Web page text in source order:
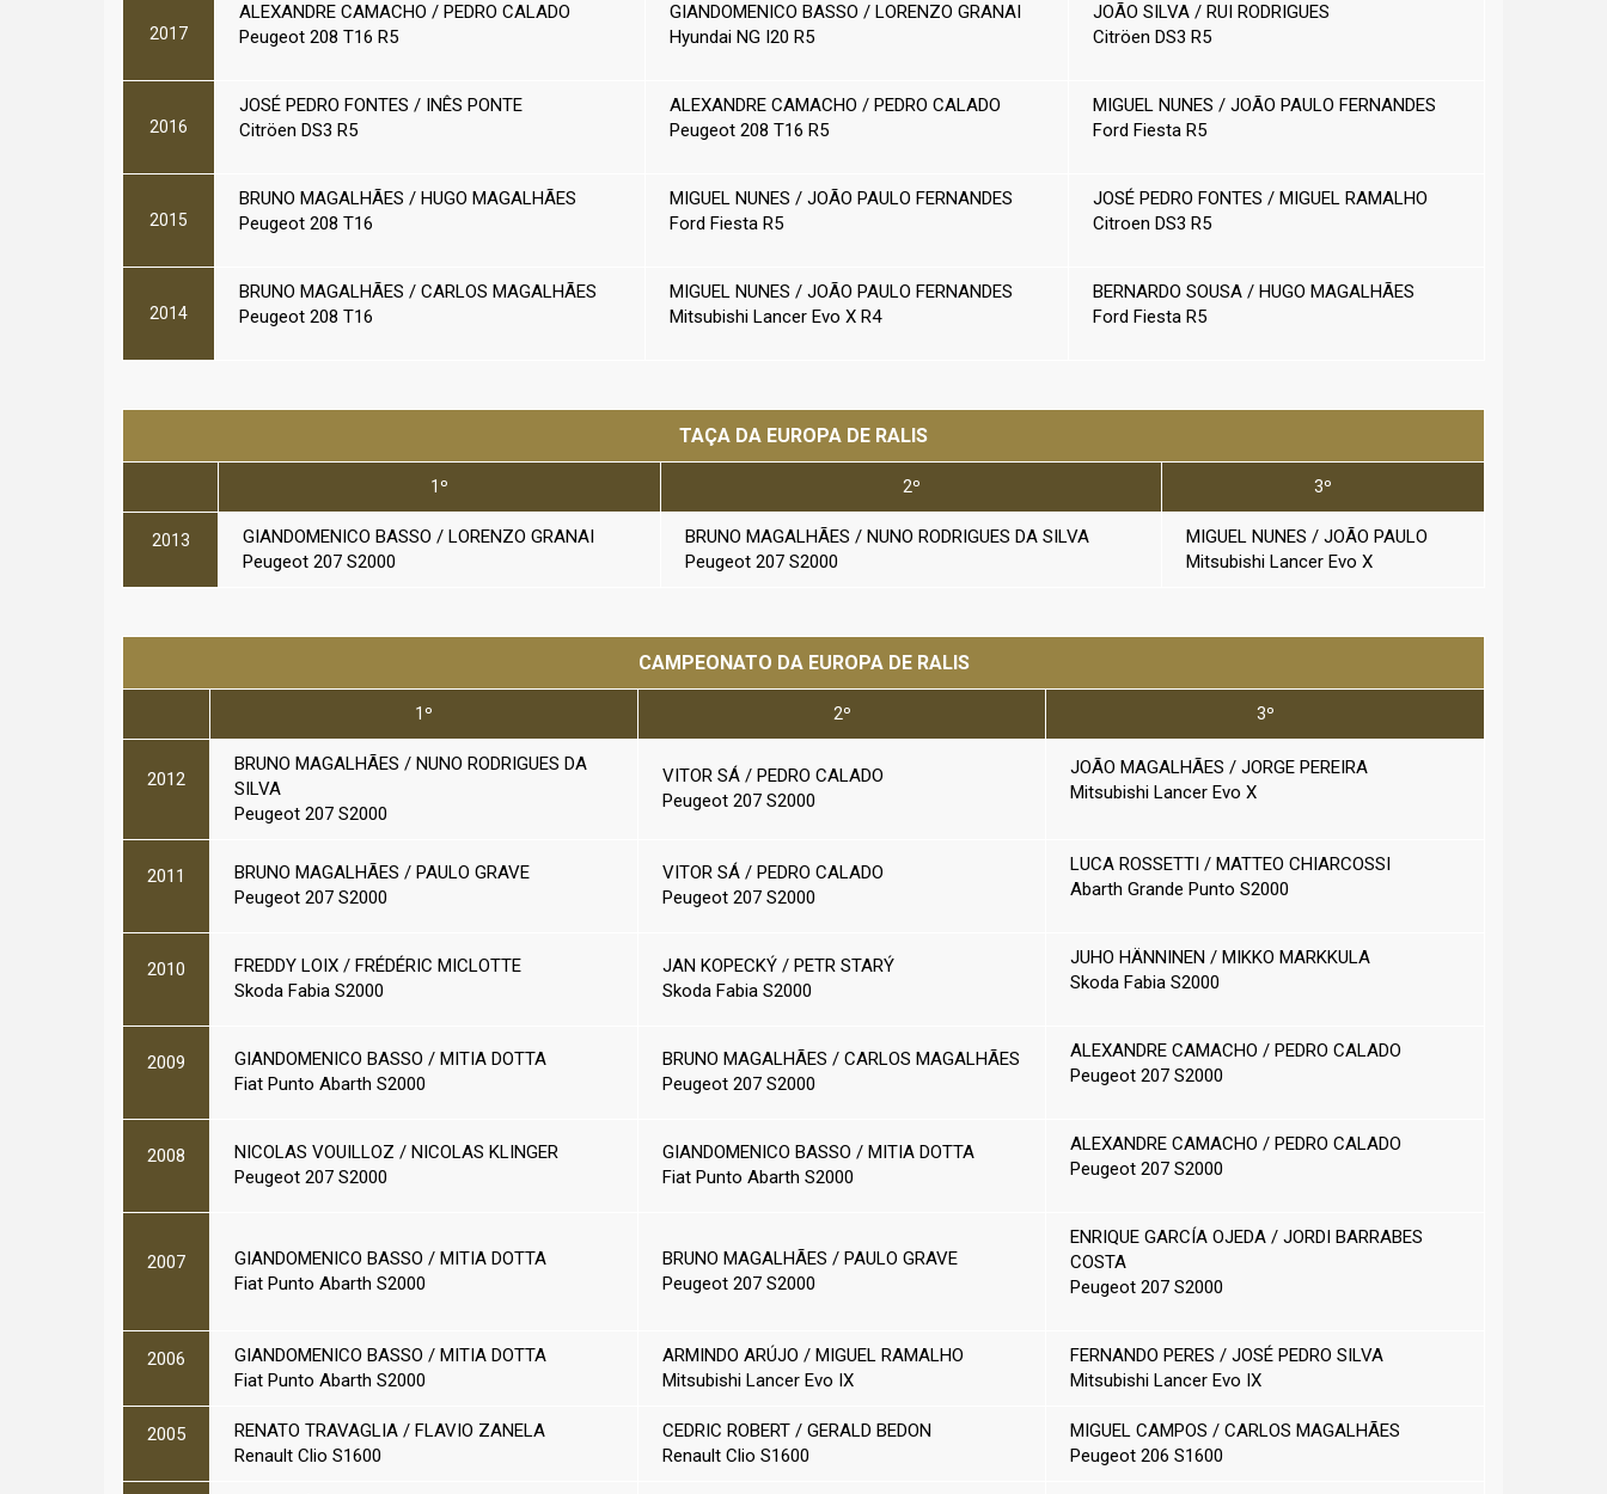
2017
ALEXANDRE CAMACHO / PEDRO CALADO
Peugeot 208 T16 R5
GIANDOMENICO BASSO / LORENZO GRANAI
Hyundai NG I20 R5
JOÃO SILVA / RUI RODRIGUES
Citröen DS3 R5
2016
JOSÉ PEDRO FONTES / INÊS PONTE
Citröen DS3 R5
ALEXANDRE CAMACHO / PEDRO CALADO
Peugeot 208 T16 R5
MIGUEL NUNES / JOÃO PAULO FERNANDES
Ford Fiesta R5
2015
BRUNO MAGALHÃES / HUGO MAGALHÃES
Peugeot 208 T16
MIGUEL NUNES / JOÃO PAULO FERNANDES
Ford Fiesta R5
JOSÉ PEDRO FONTES / MIGUEL RAMALHO
Citroen DS3 R5
2014
BRUNO MAGALHÃES / CARLOS MAGALHÃES
Peugeot 208 T16
MIGUEL NUNES / JOÃO PAULO FERNANDES
Mitsubishi Lancer Evo X R4
BERNARDO SOUSA / HUGO MAGALHÃES
Ford Fiesta R5
TAÇA DA EUROPA DE RALIS
1º 2º 3º
2013
GIANDOMENICO BASSO / LORENZO GRANAI
Peugeot 207 S2000
BRUNO MAGALHÃES / NUNO RODRIGUES DA SILVA
Peugeot 207 S2000
MIGUEL NUNES / JOÃO PAULO
Mitsubishi Lancer Evo X
CAMPEONATO DA EUROPA DE RALIS
1º 2º 3º
2012
BRUNO MAGALHÃES / NUNO RODRIGUES DA
SILVA
Peugeot 207 S2000
VITOR SÁ / PEDRO CALADO
Peugeot 207 S2000
JOÃO MAGALHÃES / JORGE PEREIRA
Mitsubishi Lancer Evo X
2011
BRUNO MAGALHÃES / PAULO GRAVE
Peugeot 207 S2000
VITOR SÁ / PEDRO CALADO
Peugeot 207 S2000
LUCA ROSSETTI / MATTEO CHIARCOSSI
Abarth Grande Punto S2000
2010
FREDDY LOIX / FRÉDÉRIC MICLOTTE
Skoda Fabia S2000
JAN KOPECKÝ / PETR STARÝ
Skoda Fabia S2000
JUHO HÄNNINEN / MIKKO MARKKULA
Skoda Fabia S2000
2009
GIANDOMENICO BASSO / MITIA DOTTA
Fiat Punto Abarth S2000
BRUNO MAGALHÃES / CARLOS MAGALHÃES
Peugeot 207 S2000
ALEXANDRE CAMACHO / PEDRO CALADO
Peugeot 207 S2000
2008
NICOLAS VOUILLOZ / NICOLAS KLINGER
Peugeot 207 S2000
GIANDOMENICO BASSO / MITIA DOTTA
Fiat Punto Abarth S2000
ALEXANDRE CAMACHO / PEDRO CALADO
Peugeot 207 S2000
2007
GIANDOMENICO BASSO / MITIA DOTTA
Fiat Punto Abarth S2000
BRUNO MAGALHÃES / PAULO GRAVE
Peugeot 207 S2000
ENRIQUE GARCÍA OJEDA / JORDI BARRABES
COSTA
Peugeot 207 S2000
2006
GIANDOMENICO BASSO / MITIA DOTTA
Fiat Punto Abarth S2000
ARMINDO ARÚJO / MIGUEL RAMALHO
Mitsubishi Lancer Evo IX
FERNANDO PERES / JOSÉ PEDRO SILVA
Mitsubishi Lancer Evo IX
2005
RENATO TRAVAGLIA / FLAVIO ZANELA
Renault Clio S1600
CEDRIC ROBERT / GERALD BEDON
Renault Clio S1600
MIGUEL CAMPOS / CARLOS MAGALHÃES
Peugeot 206 S1600